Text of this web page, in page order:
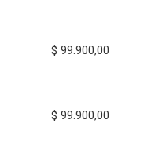
$ 99.900,00
$ 99.900,00